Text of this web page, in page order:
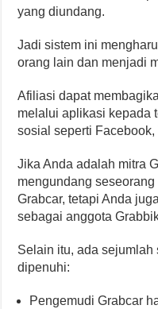
yang diundang.
Jadi sistem ini
orang lain dan menjadi
Afiliasi dapat
melalui aplikasi kepada
sosial seperti
Jika Anda adalah mitra
mengundang
Grabcar, tetapi Anda
sebagai anggota
Selain itu, ada sejumlah
dipenuhi:
Pengemudi Grabcar